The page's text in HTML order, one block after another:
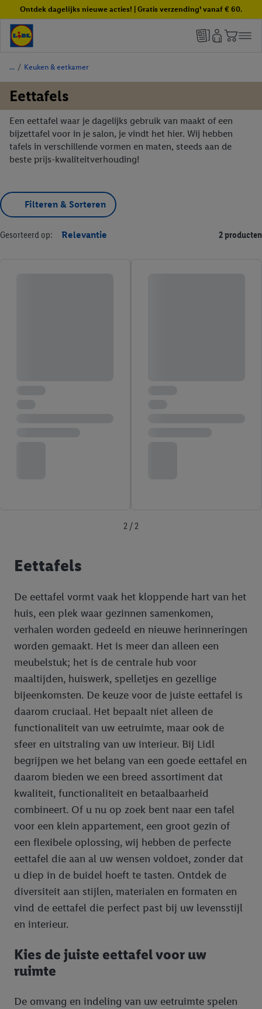
Ontdek dagelijks nieuwe acties! | Gratis verzending¹ vanaf € 60.
/ Keuken & eetkamer
Eettafels
Een eettafel waar je dagelijks gebruik van maakt of een
bijzettafel voor in je salon, je vindt het hier. Wij hebben
tafels in verschillende vormen en maten, steeds aan de
beste prijs-kwaliteitverhouding!
Filteren & Sorteren
Gesorteerd op: Relevantie 2 producten
2 / 2
Eettafels
De eettafel vormt vaak het kloppende hart van het
huis, een plek waar gezinnen samenkomen,
verhalen worden gedeeld en nieuwe herinneringen
worden gemaakt. Het is meer dan alleen een
meubelstuk; het is de centrale hub voor
maaltijden, huiswerk, spelletjes en gezellige
bijeenkomsten. De keuze voor de juiste eettafel is
daarom cruciaal. Het bepaalt niet alleen de
functionaliteit van uw eetruimte, maar ook de
sfeer en uitstraling van uw interieur. Bij Lidl
begrijpen we het belang van een goede eettafel en
daarom bieden we een breed assortiment dat
kwaliteit, functionaliteit en betaalbaarheid
combineert. Of u nu op zoek bent naar een tafel
voor een klein appartement, een groot gezin of
een flexibele oplossing, wij hebben de perfecte
eettafel die aan al uw wensen voldoet, zonder dat
u diep in de buidel hoeft te tasten. Ontdek de
diversiteit aan stijlen, materialen en formaten en
vind de eettafel die perfect past bij uw levensstijl
en interieur.
Kies de juiste eettafel voor uw
ruimte
De omvang en indeling van uw eetruimte spelen